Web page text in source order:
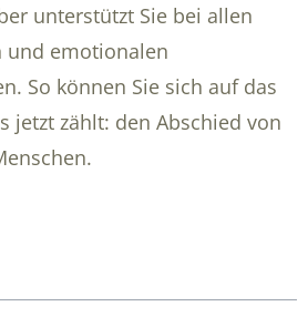
unterstützt Sie bei allen
und emotionalen
So können Sie sich auf das
jetzt zählt: den Abschied von